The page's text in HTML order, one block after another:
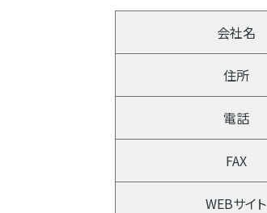
会社名
住所
電話
FAX
WEBサイト